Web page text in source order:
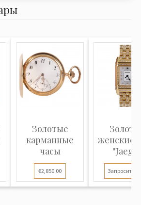
Золотые
карманные
часы
€2,850.00
женские
Запросить